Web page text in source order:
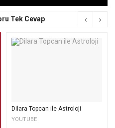
Tek Cevap
Dilara Topcan ile Astroloji
YOUTUBE